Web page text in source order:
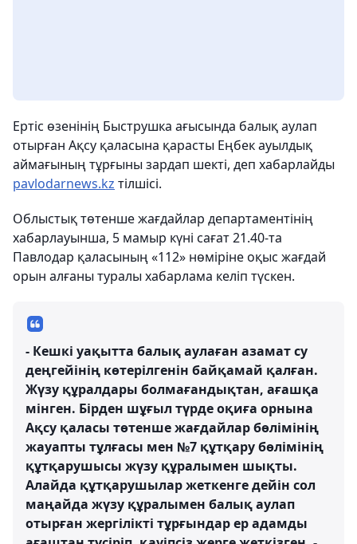
Ертіс өзенінің Быструшка ағысында балық аулап
отырған Ақсу қаласына қарасты Еңбек ауылдық
аймағының тұрғыны зардап шекті, деп хабарлайды
pavlodarnews.kz тілшісі.
Облыстық төтенше жағдайлар департаментінің
хабарлауынша, 5 мамыр күні сағат 21.40-та
Павлодар қаласының «112» нөміріне оқыс жағдай
орын алғаны туралы хабарлама келіп түскен.
- Кешкі уақытта балық аулаған азамат су
деңгейінің көтерілгенін байқамай қалған.
Жүзу құралдары болмағандықтан, ағашқа
мінген. Бірден шұғыл түрде оқиға орнына
Ақсу қаласы төтенше жағдайлар бөлімінің
жауапты тұлғасы мен №7 құтқару бөлімінің
құтқарушысы жүзу құралымен шықты.
Алайда құтқарушылар жеткенге дейін сол
маңайда жүзу құралымен балық аулап
отырған жергілікті тұрғындар ер адамды